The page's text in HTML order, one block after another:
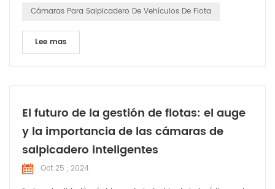
Cámaras Para Salpicadero De Vehículos De Flota
Lee mas
El futuro de la gestión de flotas: el auge
y la importancia de las cámaras de
salpicadero inteligentes
Oct 25 , 2024